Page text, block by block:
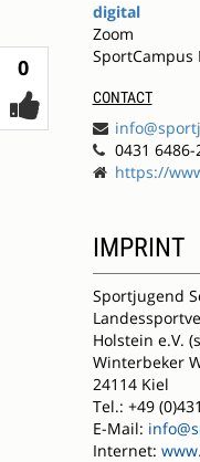
0Votes
digital
Zoom
SportCampus
CONTACT
0431 6486-
https://
IMPRINT
Sportjugend
Holstein e.V.
Winterbeker
24114 Kiel
Tel.: +49
E-Mail:
Internet: